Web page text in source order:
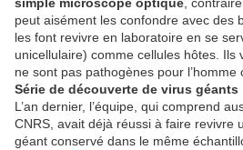
peut aisément les confondre avec des
les font revivre en laboratoire en se
unicellulaire) comme cellules hôtes. Ils
ne sont pas pathogènes pour l’homme
Série de découverte de virus géants
L’an dernier, l’équipe, qui comprend
CNRS, avait déjà réussi à faire revivre
géant conservé dans le même